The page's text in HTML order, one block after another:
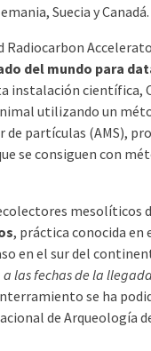
Suecia y Canadá.
del mundo para
instalación científica,
utilizando un
de partículas (AMS),
se consiguen con
mesolíticos
, práctica conocida en
en el sur del
las fechas de la
se ha
de Arqueología